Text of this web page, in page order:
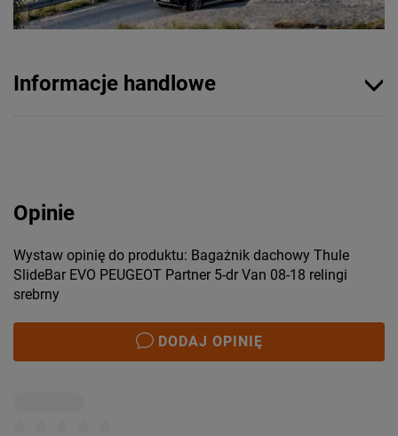
Informacje handlowe
Opinie
Wystaw opinię do produktu: Bagażnik dachowy Thule
SlideBar EVO PEUGEOT Partner 5-dr Van 08-18 relingi
srebrny
DODAJ OPINIĘ